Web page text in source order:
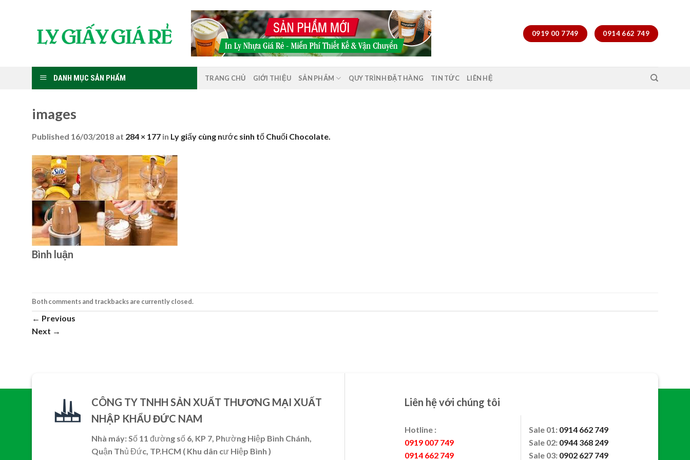
0919 00 7749 0914 662 749
DANH MỤC SẢN PHẨM TRANG CHỦ GIỚI THIỆU SẢN PHẨM QUY TRÌNH ĐẶT HÀNG TIN TỨC LIÊN HỆ
images
Published 16/03/2018 at 284 × 177 in Ly giấy cùng nước sinh tố Chuối Chocolate.
Bình luận
Both comments and trackbacks are currently closed.
← Previous
Next →
CÔNG TY TNHH SẢN XUẤT THƯƠNG MẠI XUẤT
NHẬP KHẨU ĐỨC NAM
Nhà máy: Số 11 đường số 6, KP 7, Phường Hiệp Bình Chánh,
Quận Thủ Đức, TP.HCM ( Khu dân cư Hiệp Bình )
Liên hệ với chúng tôi
Hotline :
0919 007 749
0914 662 749
Sale 01: 0914 662 749
Sale 02: 0944 368 249
Sale 03: 0902 627 749